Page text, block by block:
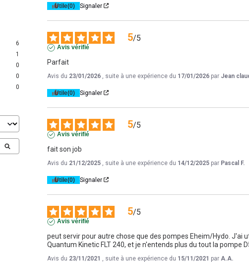
6
1
0
0
0
Utile(0) Signaler
5/5
Avis vérifié
Parfait
Avis du 23/01/2026 , suite à une expérience du 17/01/2026 par Jean
Utile(0) Signaler
5/5
Avis vérifié
fait son job
Avis du 21/12/2025 , suite à une expérience du 14/12/2025 par Pascal F.
Utile(0) Signaler
5/5
Avis vérifié
peut servir pour autre chose que des pompes Eheim/Hydo. J'ai
Quantum Kinetic FLT 240, et je n'entends plus du tout la pompe
Avis du 23/11/2021 , suite à une expérience du 15/11/2021 parA.A.